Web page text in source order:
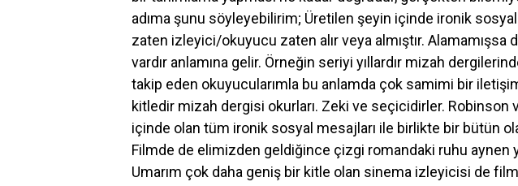
adıma şunu söyleyebilirim; Üretilen şeyin içinde ironik
zaten izleyici/okuyucu zaten alır veya almıştır. Alamamışsa
vardır anlamına gelir. Örneğin seriyi yıllardır mizah
takip eden okuyucularımla bu anlamda çok samimi bir
kitledir mizah dergisi okurları. Zeki ve seçicidirler. Robinson
içinde olan tüm ironik sosyal mesajları ile birlikte bir bütün
Filmde de elimizden geldiğince çizgi romandaki ruhu aynen
Umarım çok daha geniş bir kitle olan sinema izleyicisi de